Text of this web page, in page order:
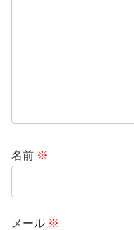
名前 ※
メール ※